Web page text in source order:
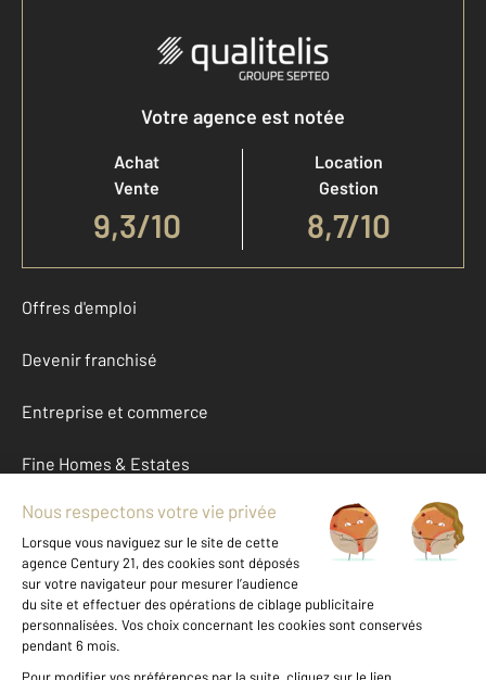
Votre agence est notée
Achat
Vente
9,3/10
Location
Gestion
8,7/10
Offres d'emploi
Devenir franchisé
Entreprise et commerce
Fine Homes & Estates
À propos
International
Nous contacter